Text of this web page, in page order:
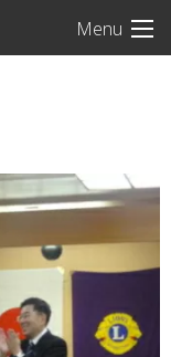
Menu
田ライオン